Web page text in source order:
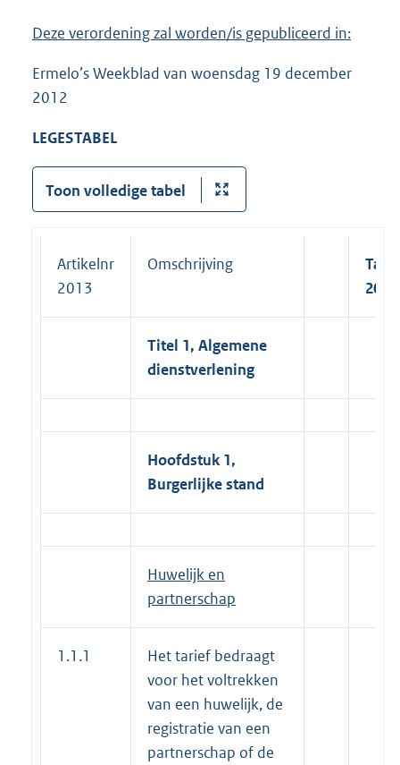
Deze verordening zal worden/is gepubliceerd in:
Ermelo’s Weekblad van woensdag 19 december
2012
LEGESTABEL
Toon volledige tabel
Artikelnr
2013
Omschrijving
2013
Titel 1, Algemene
dienstverlening
Hoofdstuk 1,
Burgerlijke stand
Huwelijk en
partnerschap
1.1.1
Het tarief bedraagt
voor het voltrekken
van een huwelijk, de
registratie van een
partnerschap of de